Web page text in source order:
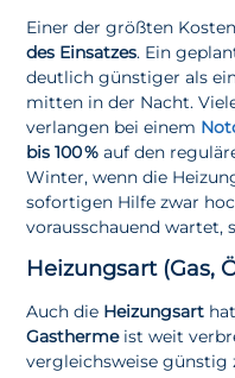
Einer der größten
des Einsatzes. Ein
deutlich günstiger als
mitten in der Nacht.
verlangen bei einem
bis 100 % auf den
Winter, wenn die
sofortigen Hilfe zwar
vorausschauend wartet,
Heizungsart (Gas,
Auch die Heizungsart
Gasthermeist weit
vergleichsweise günstig